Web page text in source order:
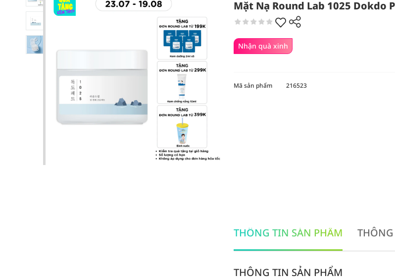
Mặt Nạ Round Lab 1025 Dokdo
Nhận quà xinh
Mã sản phẩm 216523
THÔNG TIN SẢN PHẨM
THÔNG TIN SẢN PHẨM